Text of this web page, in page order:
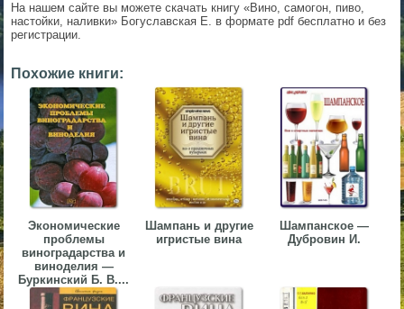
На нашем сайте вы можете скачать книгу «Вино, самогон, пиво,
настойки, наливки» Богуславская Е. в формате pdf бесплатно и без
регистрации.
Похожие книги:
Экономические
проблемы
виноградарства и
виноделия —
Буркинский Б. В....
Шампань и другие
игристые вина
Шампанское —
Дубровин И.
▼
▼
▼